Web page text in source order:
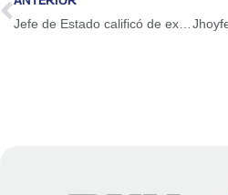
Jefe de Estado calificó de exitosa visita de trabajo a Turquía